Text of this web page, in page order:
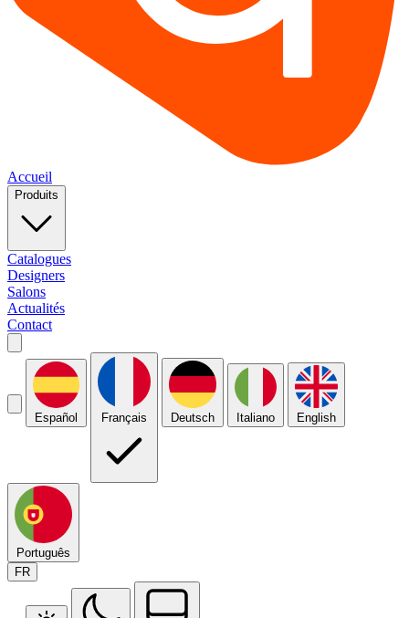
Accueil
Produits
Catalogues
Designers
Salons
Actualités
Contact
Español Français Deutsch Italiano English
Português
FR